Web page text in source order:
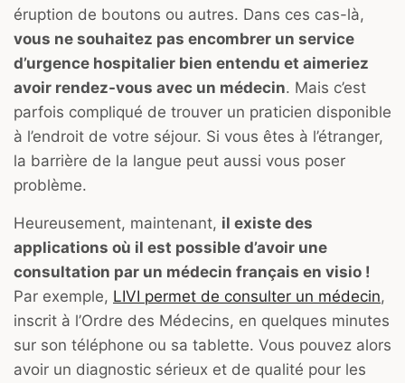
éruption de boutons ou autres. Dans ces cas-là,
vous ne souhaitez pas encombrer un service
d’urgence hospitalier bien entendu et aimeriez
avoir rendez-vous avec un médecin. Mais c’est
parfois compliqué de trouver un praticien disponible
à l’endroit de votre séjour. Si vous êtes à l’étranger,
la barrière de la langue peut aussi vous poser
problème.
Heureusement, maintenant, il existe des
applications où il est possible d’avoir une
consultation par un médecin français en visio !
Par exemple, LIVI permet de consulter un médecin,
inscrit à l’Ordre des Médecins, en quelques minutes
sur son téléphone ou sa tablette. Vous pouvez alors
avoir un diagnostic sérieux et de qualité pour les